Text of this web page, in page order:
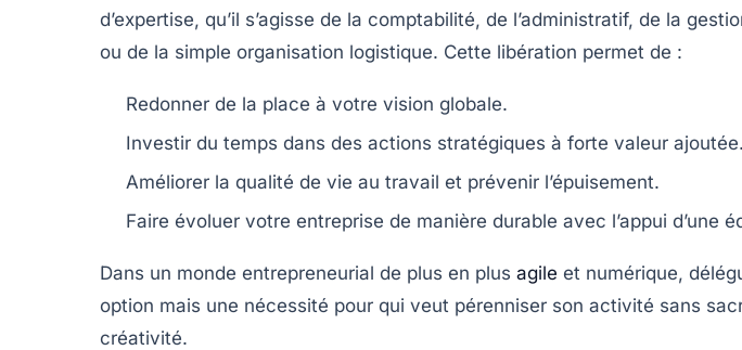
d’expertise, qu’il s’agisse de la comptabilité, de l’administratif, de la
ou de la simple organisation logistique. Cette libération permet de :
Redonner de la place à votre vision globale.
Investir du temps dans des actions stratégiques à forte valeur ajoutée.
Améliorer la qualité de vie au travail et prévenir l’épuisement.
Faire évoluer votre entreprise de manière durable avec l’appui d’une
Dans un monde entrepreneurial de plus en plus agile et numérique,
option mais une nécessité pour qui veut pérenniser son activité sans
créativité.